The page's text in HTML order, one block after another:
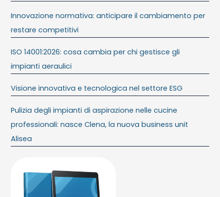
Innovazione normativa: anticipare il cambiamento per
restare competitivi
ISO 14001:2026: cosa cambia per chi gestisce gli
impianti aeraulici
Visione innovativa e tecnologica nel settore ESG
Pulizia degli impianti di aspirazione nelle cucine
professionali: nasce Clena, la nuova business unit
Alisea